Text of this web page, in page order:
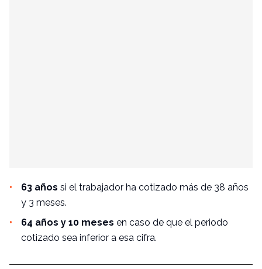
63 años si el trabajador ha cotizado más de 38 años
y 3 meses.
64 años y 10 meses en caso de que el periodo
cotizado sea inferior a esa cifra.